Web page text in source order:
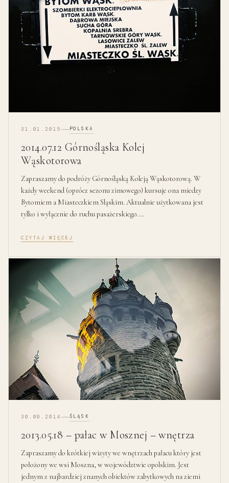
31.01.2015 POLSKA
2014.07.12 Górnośląska Kolej
Wąskotorowa
Zapraszamy do podróży Górnośląską Koleją Wąskotorową. W
każdy weekend (oprócz sezonu zimowego) kursuje ona miedzy
Bytomiem a Miasteczkiem Sląskim. Aktualnie użytkowana jest
tylko i wyłącznie do ruchu pasażerskiego.…
CZYTAJ WIĘCEJ
30.09.2014 ŚLĄSK
2013.05.18 – pałac w Mosznej – wnętrza
Zapraszamy do krótkiej wizyty we wnętrzach pałacu który jest
położony we wsi Moszna, w województwie opolskim. Jest
jednym z najbardziej znanych obiektów zabytkowych na ziemi